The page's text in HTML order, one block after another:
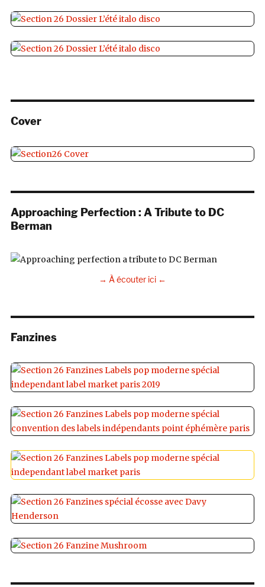
Cover
Approaching Perfection : A Tribute to DC
Berman
→ À écouter ici ←
Fanzines